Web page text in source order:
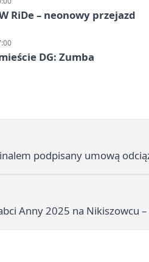
RiDe – neonowy przejazd
DG: Zumba
podpisany umową
Anny 2025 na Nikiszowcu